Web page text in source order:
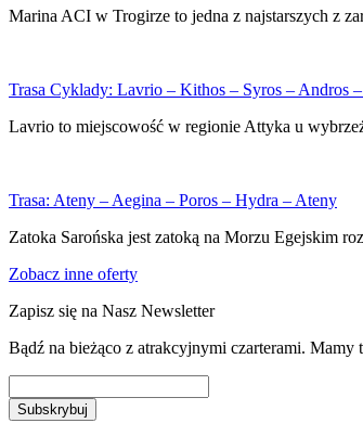
Marina ACI w Trogirze to jedna z najstarszych z
Trasa Cyklady: Lavrio – Kithos – Syros – Andros
Lavrio to miejscowość w regionie Attyka u
Trasa: Ateny – Aegina – Poros – Hydra – Ateny
Zatoka Sarońska jest zatoką na Morzu Egejskim
Zobacz inne oferty
Zapisz się na Nasz Newsletter
Bądź na bieżąco z atrakcyjnymi czarterami.